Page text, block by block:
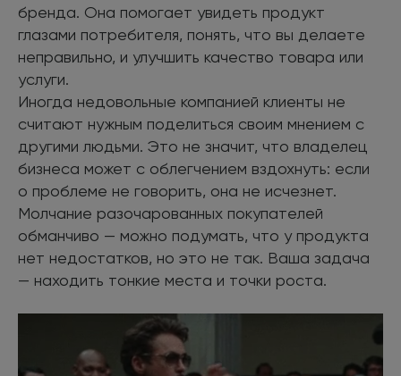
бренда. Она помогает увидеть продукт
глазами потребителя, понять, что вы делаете
неправильно, и улучшить качество товара или
услуги.
Иногда недовольные компанией клиенты не
считают нужным поделиться своим мнением с
другими людьми. Это не значит, что владелец
бизнеса может с облегчением вздохнуть: если
о проблеме не говорить, она не исчезнет.
Молчание разочарованных покупателей
обманчиво — можно подумать, что у продукта
нет недостатков, но это не так. Ваша задача
— находить тонкие места и точки роста.